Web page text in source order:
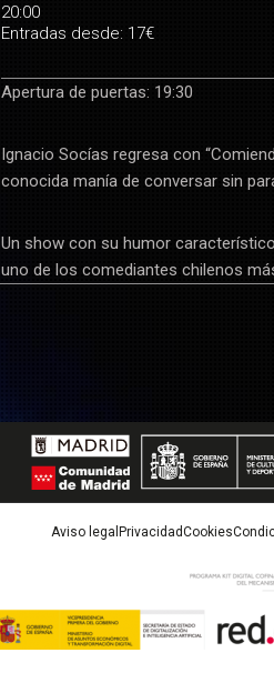
20:00
Entradas desde: 17€
Apertura de puertas: 19:30
Ignacio Socías regresa con
conocida manía de conversar sin
Un show con su humor
uno de los comediantes chilenos
Aviso legal PrivacidadCookies